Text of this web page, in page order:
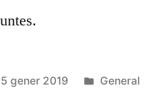
gener 2019
Publicat
General